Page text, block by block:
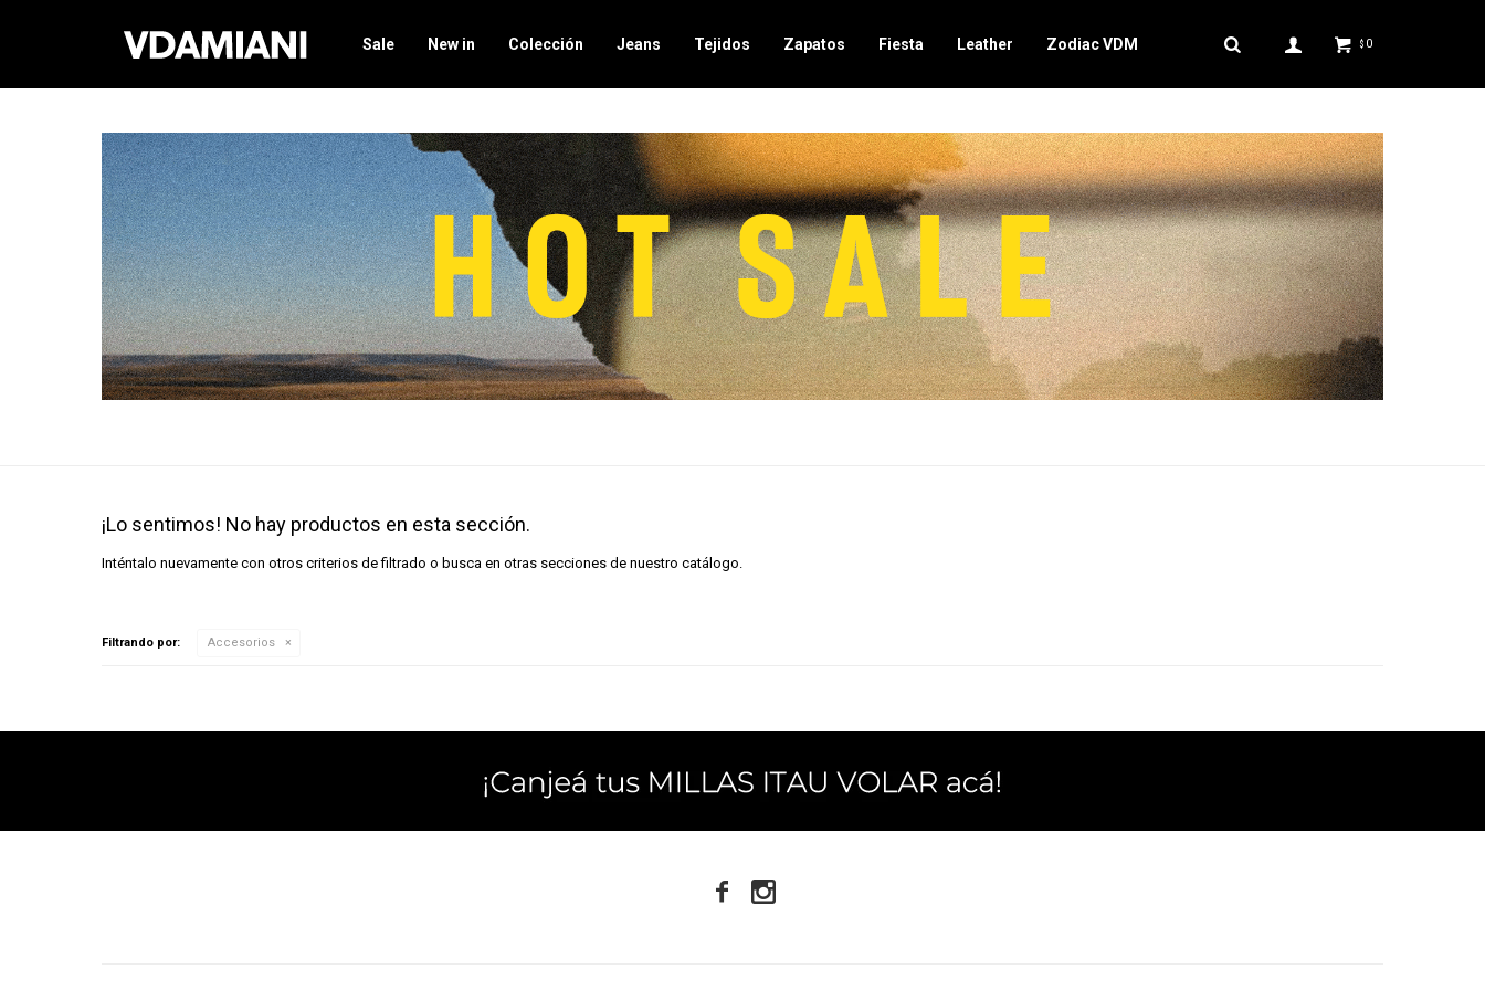
Sale New in Colección Jeans Tejidos Zapatos Fiesta Leather Zodiac VDM $ 0
¡Lo sentimos! No hay productos en esta sección.
Inténtalo nuevamente con otros criterios de filtrado o busca en otras secciones de nuestro catálogo.
Filtrando por: Accesorios
 